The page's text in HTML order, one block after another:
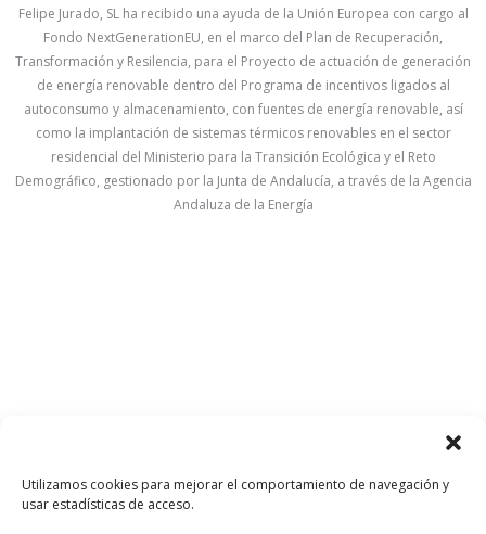
Utilizamos cookies para mejorar el comportamiento de navegación y
usar estadísticas de acceso.
Felipe Jurado, SL ha recibido una ayuda de la Unión Europea con cargo al
Fondo NextGenerationEU, en el marco del Plan de Recuperación,
Transformación y Resilencia, para el Proyecto de actuación de generación
de energía renovable dentro del Programa de incentivos ligados al
autoconsumo y almacenamiento, con fuentes de energía renovable, así
como la implantación de sistemas térmicos renovables en el sector
residencial del Ministerio para la Transición Ecológica y el Reto
Demográfico, gestionado por la Junta de Andalucía, a través de la Agencia
Andaluza de la Energía